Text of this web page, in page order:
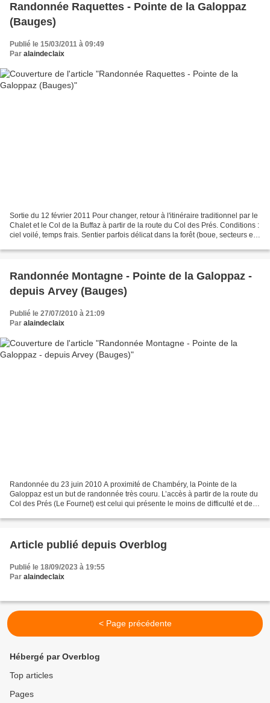
Randonnée Raquettes - Pointe de la Galoppaz
(Bauges)
Publié le 15/03/2011 à 09:49
Par alaindeclaix
Sortie du 12 février 2011 Pour changer, retour à l'itinéraire traditionnel par le
Chalet et le Col de la Buffaz à partir de la route du Col des Prés. Conditions :
ciel voilé, temps frais. Sentier parfois délicat dans la forêt (boue, secteurs en
Randonnée Montagne - Pointe de la Galoppaz -
depuis Arvey (Bauges)
Publié le 27/07/2010 à 21:09
Par alaindeclaix
Randonnée du 23 juin 2010 A proximité de Chambéry, la Pointe de la
Galoppaz est un but de randonnée très couru. L’accès à partir de la route du
Col des Prés (Le Fournet) est celui qui présente le moins de difficulté et de
Article publié depuis Overblog
Publié le 18/09/2023 à 19:55
Par alaindeclaix
< Page précédente
Hébergé par Overblog
Top articles
Pages